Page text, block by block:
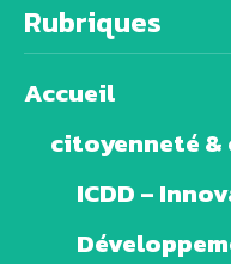
Rubriques
Accueil
citoyenneté
ICDD –